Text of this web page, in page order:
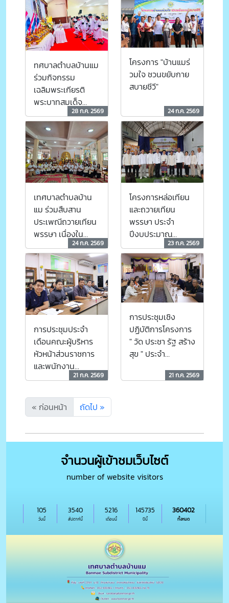
ทศบาลตำบลบ้านแม
ร่วมกิจกรรม
เฉลิมพระเกียรติ
พระบาทสมเด็จ
พระเจ้าอยู่หัว เนื่อง
ในโอกาสวันเฉลิม
พระชนมพรรษา 28
กรกฎาคม 2569
28 ก.ค. 2569
โครงการ "บ้านแมร่
วมใจ ชวนขยับกาย
สบายชีวี"
24 ก.ค. 2569
เทศบาลตำบลบ้าน
แม ร่วมสืบสาน
ประเพณีถวายเทียน
พรรษา เนื่องใน
เทศกาลเข้าพรรษา
ประจำปี 2569
24 ก.ค. 2569
โครงการหล่อเทียน
และถวายเทียน
พรรษา ประจำ
ปีงบประมาณ
พ.ศ.2569
23 ก.ค. 2569
การประชุมประจำ
เดือนคณะผู้บริหาร
หัวหน้าส่วนราชการ
และพนักงาน
เทศบาลตำบลบ้าน
กรกฎาคม 2569
21 ก.ค. 2569
การประชุมเชิง
ปฏิบัติการโครงการ
" วัด ประชา รัฐ สร้าง
สุข " ประจำ
2569 ผ่านระบบ21 ก.ค. 2569
« ก่อนหน้า ถัดไป »
จำนวนผู้เข้าชมเว็บไซต์
number of website visitors
วันนี้
105
สัปดาห์นี้
3540
เดือนนี้
5216
ปีนี้
145735
ทั้งหมด
360402